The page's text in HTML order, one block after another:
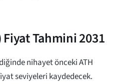
Fiyat Tahmini 2031
nihayet önceki ATH
seviyeleri kaydedecek.